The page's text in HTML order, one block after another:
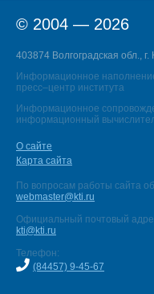
© 2004 — 2026
403874 Волгоградская обл.,
Информационное
пресс–центр института
Информационное
информационный
О сайте
Карта сайта
По вопросам работы сайта
webmaster@kti.ru
Официальный почтовый
kti@kti.ru
Телефон:
(84457) 9-45-67